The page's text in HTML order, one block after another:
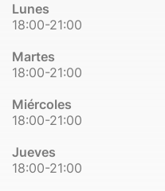
Lunes
18:00-21:00
Martes
18:00-21:00
Miércoles
18:00-21:00
Jueves
18:00-21:00